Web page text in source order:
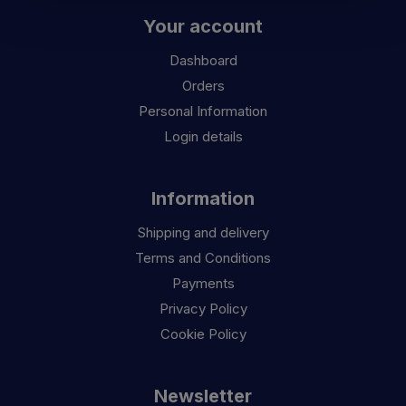
Your account
Dashboard
Orders
Personal Information
Login details
Information
Shipping and delivery
Terms and Conditions
Payments
Privacy Policy
Cookie Policy
Newsletter